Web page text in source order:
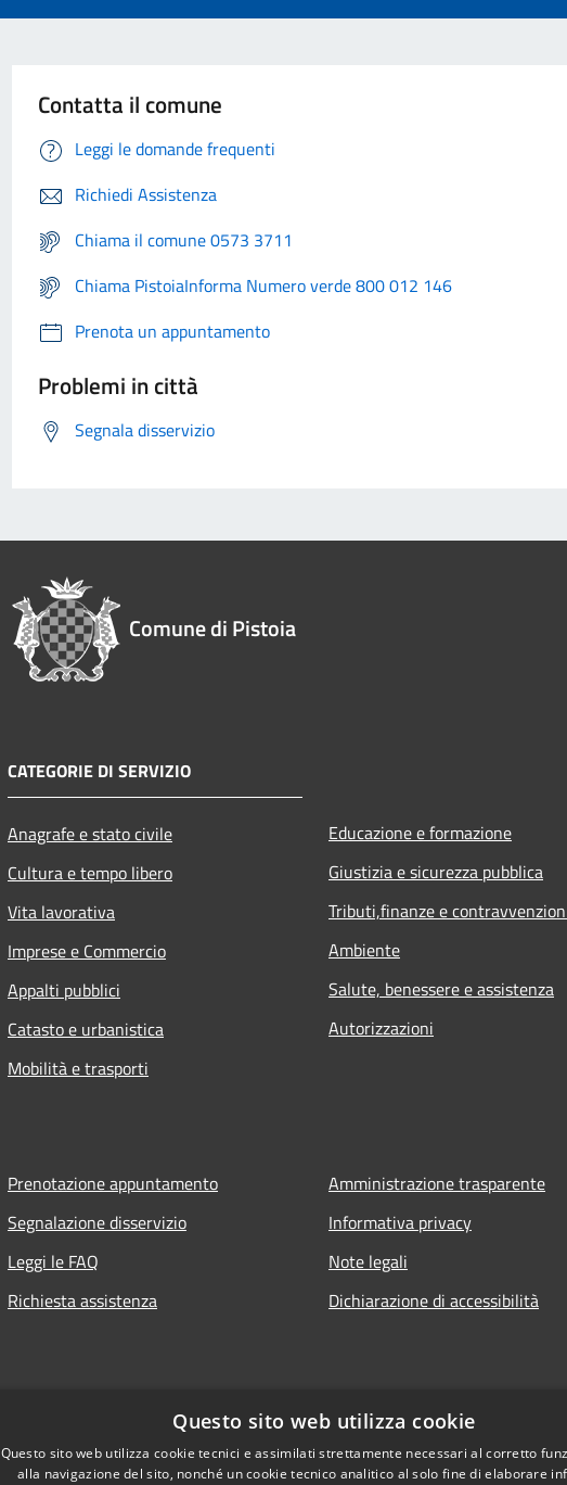
Contatta il comune
Leggi le domande frequenti
Richiedi Assistenza
Chiama il comune 0573 3711
Chiama PistoiaInforma Numero verde 800 012 146
Prenota un appuntamento
Problemi in città
Segnala disservizio
Comune di Pistoia
CATEGORIE DI SERVIZIO
Anagrafe e stato civile
Cultura e tempo libero
Vita lavorativa
Imprese e Commercio
Appalti pubblici
Catasto e urbanistica
Mobilità e trasporti
Educazione e formazione
Giustizia e sicurezza pubblica
Tributi,finanze e
Ambiente
Salute, benessere e assistenza
Autorizzazioni
Prenotazione appuntamento
Segnalazione disservizio
Leggi le FAQ
Richiesta assistenza
Amministrazione trasparente
Informativa privacy
Note legali
Dichiarazione di accessibilità
Questo sito web utilizza cookie
Questo sito web utilizza cookie tecnici e assimilati strettamente necessari al corretto
alla navigazione del sito, nonché un cookie tecnico analitico al solo fine di elaborare